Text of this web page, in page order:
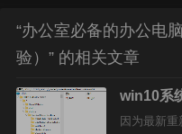
“办公室必备的办公电
验）” 的相关文章
win10系
SVN检出
因为最新